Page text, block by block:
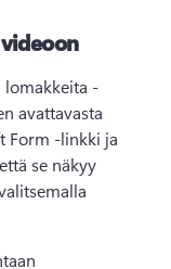
lomakkeita -
avattavasta
Form -linkki ja
se näkyy